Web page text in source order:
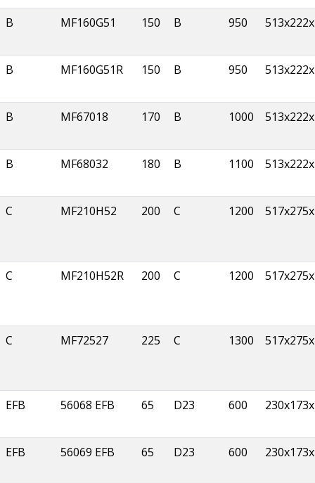
B MF160G51 150 B 950
B MF160G51R 150 B 950
B MF67018 170 B 1000
B MF68032 180 B 1100
C MF210H52 200 C 1200
C MF210H52R 200 C 1200
C MF72527 225 C 1300
EFB 56068 EFB 65 D23 600
EFB 56069 EFB 65 D23 600